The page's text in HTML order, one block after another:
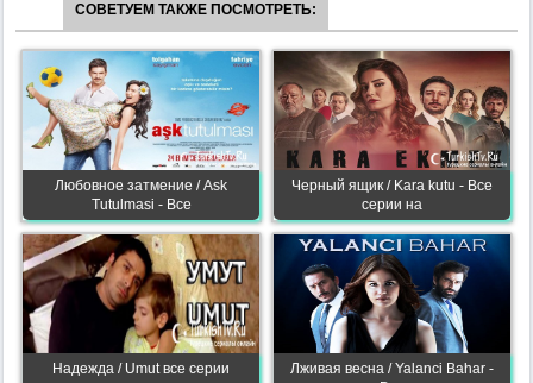
СОВЕТУЕМ ТАКЖЕ ПОСМОТРЕТЬ:
Любовное затмение / Ask
Tutulmasi - Все
Черный ящик / Kara kutu - Все
серии на
Надежда / Umut все серии
Лживая весна / Yalanci Bahar -